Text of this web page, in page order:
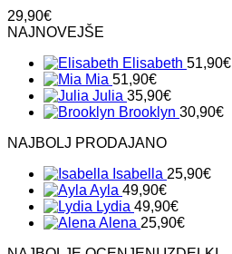
lahko
izberete
strani
izdelka
29,90€
NAJNOVEJŠE
Elisabeth 51,90€
Mia 51,90€
Julia 35,90€
Brooklyn 30,90€
NAJBOLJ PRODAJANO
Isabella 25,90€
Ayla 49,90€
Lydia 49,90€
Alena 25,90€